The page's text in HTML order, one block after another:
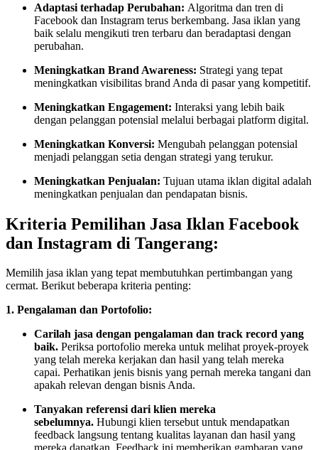
Adaptasi terhadap Perubahan: Algoritma dan tren di
Facebook dan Instagram terus berkembang. Jasa iklan yang
baik selalu mengikuti tren terbaru dan beradaptasi dengan
perubahan.
Meningkatkan Brand Awareness: Strategi yang tepat
meningkatkan visibilitas brand Anda di pasar yang kompetitif.
Meningkatkan Engagement: Interaksi yang lebih baik
dengan pelanggan potensial melalui berbagai platform digital.
Meningkatkan Konversi: Mengubah pelanggan potensial
menjadi pelanggan setia dengan strategi yang terukur.
Meningkatkan Penjualan: Tujuan utama iklan digital adalah
meningkatkan penjualan dan pendapatan bisnis.
Kriteria Pemilihan Jasa Iklan Facebook
dan Instagram di Tangerang:
Memilih jasa iklan yang tepat membutuhkan pertimbangan yang
cermat. Berikut beberapa kriteria penting:
1. Pengalaman dan Portofolio:
Carilah jasa dengan pengalaman dan track record yang
baik. Periksa portofolio mereka untuk melihat proyek-proyek
yang telah mereka kerjakan dan hasil yang telah mereka
capai. Perhatikan jenis bisnis yang pernah mereka tangani dan
apakah relevan dengan bisnis Anda.
Tanyakan referensi dari klien mereka
sebelumnya. Hubungi klien tersebut untuk mendapatkan
feedback langsung tentang kualitas layanan dan hasil yang